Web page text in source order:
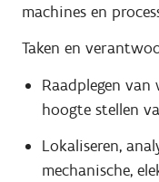
machines en
Taken en
Raadplegen
hoogte stellen
Lokaliseren,
mechanische,